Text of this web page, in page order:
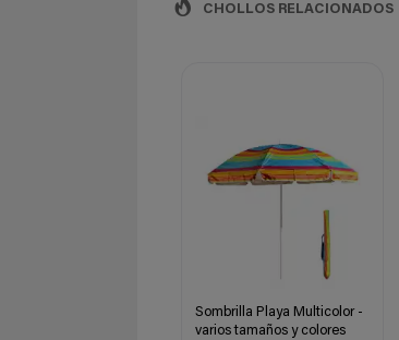
CHOLLOS RELACIONADOS
Sombrilla Playa Multicolor -
varios tamaños y colores